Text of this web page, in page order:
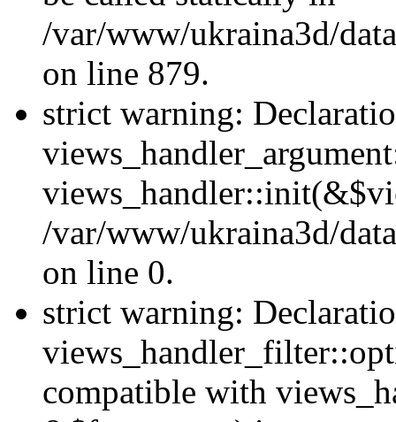
/var/www/ukraina3d/
on line 879.
strict warning:
/var/www/ukraina3d/
on line 0.
strict warning:
compatible with